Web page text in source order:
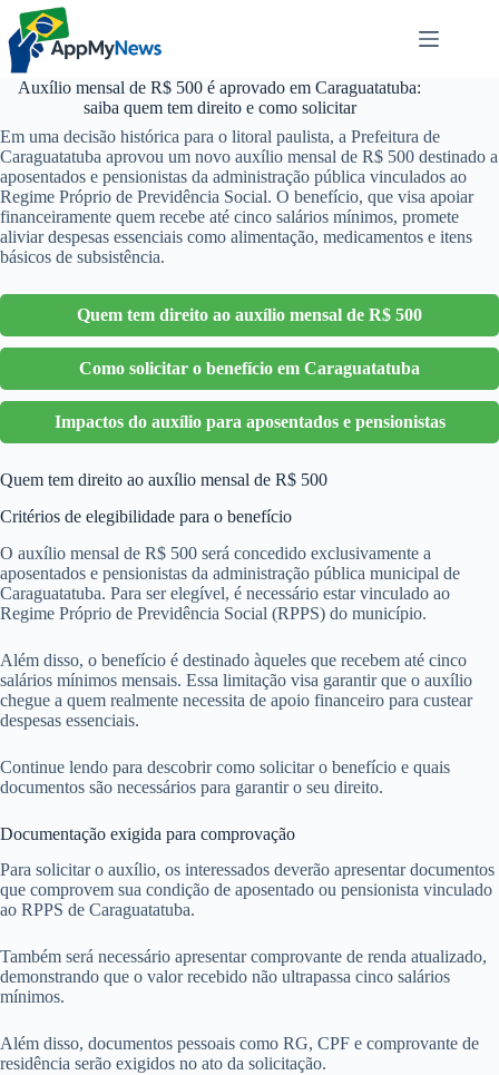
Pular
para
conteúdo
Auxílio mensal de R$ 500 é aprovado em Caraguatatuba:
saiba quem tem direito e como solicitar
Em uma decisão histórica para o litoral paulista, a Prefeitura de
Caraguatatuba aprovou um novo auxílio mensal de R$ 500 destinado a
aposentados e pensionistas da administração pública vinculados ao
Regime Próprio de Previdência Social. O benefício, que visa apoiar
financeiramente quem recebe até cinco salários mínimos, promete
aliviar despesas essenciais como alimentação, medicamentos e itens
básicos de subsistência.
Quem tem direito ao auxílio mensal de R$ 500
Como solicitar o benefício em Caraguatatuba
Impactos do auxílio para aposentados e pensionistas
Quem tem direito ao auxílio mensal de R$ 500
Critérios de elegibilidade para o benefício
O auxílio mensal de R$ 500 será concedido exclusivamente a
aposentados e pensionistas da administração pública municipal de
Caraguatatuba. Para ser elegível, é necessário estar vinculado ao
Regime Próprio de Previdência Social (RPPS) do município.
Além disso, o benefício é destinado àqueles que recebem até cinco
salários mínimos mensais. Essa limitação visa garantir que o auxílio
chegue a quem realmente necessita de apoio financeiro para custear
despesas essenciais.
Continue lendo para descobrir como solicitar o benefício e quais
documentos são necessários para garantir o seu direito.
Documentação exigida para comprovação
Para solicitar o auxílio, os interessados deverão apresentar documentos
que comprovem sua condição de aposentado ou pensionista vinculado
ao RPPS de Caraguatatuba.
Também será necessário apresentar comprovante de renda atualizado,
demonstrando que o valor recebido não ultrapassa cinco salários
mínimos.
Além disso, documentos pessoais como RG, CPF e comprovante de
residência serão exigidos no ato da solicitação.